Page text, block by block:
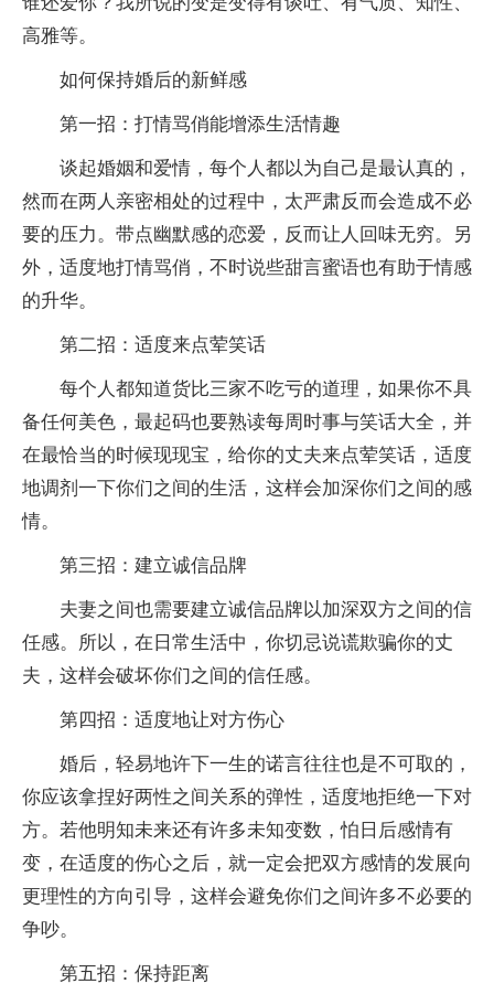
高雅等。
如何保持婚后的新鲜感
第一招：打情骂俏能增添生活情趣
谈起婚姻和爱情，每个人都以为自己是最认真的，
然而在两人亲密相处的过程中，太严肃反而会造成不必
要的压力。带点幽默感的恋爱，反而让人回味无穷。另
外，适度地打情骂俏，不时说些甜言蜜语也有助于情感
的升华。
第二招：适度来点荤笑话
每个人都知道货比三家不吃亏的道理，如果你不具
备任何美色，最起码也要熟读每周时事与笑话大全，并
在最恰当的时候现现宝，给你的丈夫来点荤笑话，适度
地调剂一下你们之间的生活，这样会加深你们之间的感
情。
第三招：建立诚信品牌
夫妻之间也需要建立诚信品牌以加深双方之间的信
任感。所以，在日常生活中，你切忌说谎欺骗你的丈
夫，这样会破坏你们之间的信任感。
第四招：适度地让对方伤心
婚后，轻易地许下一生的诺言往往也是不可取的，
你应该拿捏好两性之间关系的弹性，适度地拒绝一下对
方。若他明知未来还有许多未知变数，怕日后感情有
变，在适度的伤心之后，就一定会把双方感情的发展向
更理性的方向引导，这样会避免你们之间许多不必要的
争吵。
第五招：保持距离